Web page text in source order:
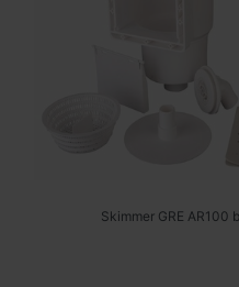
Skimmer GRE AR100